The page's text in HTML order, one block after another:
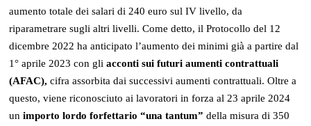
aumento totale dei salari di 240 euro sul IV livello, da
riparametrare sugli altri livelli. Come detto, il Protocollo del 12
dicembre 2022 ha anticipato l’aumento dei minimi già a partire dal
1° aprile 2023 con gliacconti sui futuri aumenti contrattuali
(AFAC), cifra assorbita dai successivi aumenti contrattuali. Oltre a
questo, viene riconosciuto ai lavoratori in forza al 23 aprile 2024
unimporto lordo forfettario “una tantum” della misura di 350